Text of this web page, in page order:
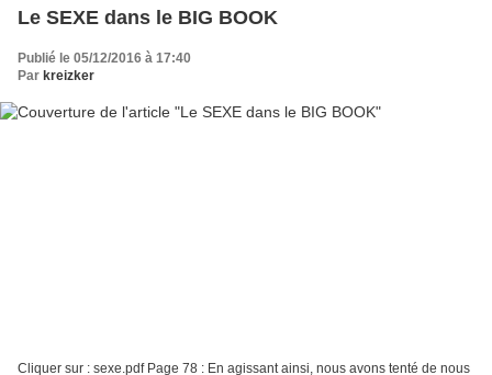
Le SEXE dans le BIG BOOK
Publié le 05/12/2016 à 17:40
Par kreizker
Cliquer sur : sexe.pdf Page 78 : En agissant ainsi, nous avons tenté de nous